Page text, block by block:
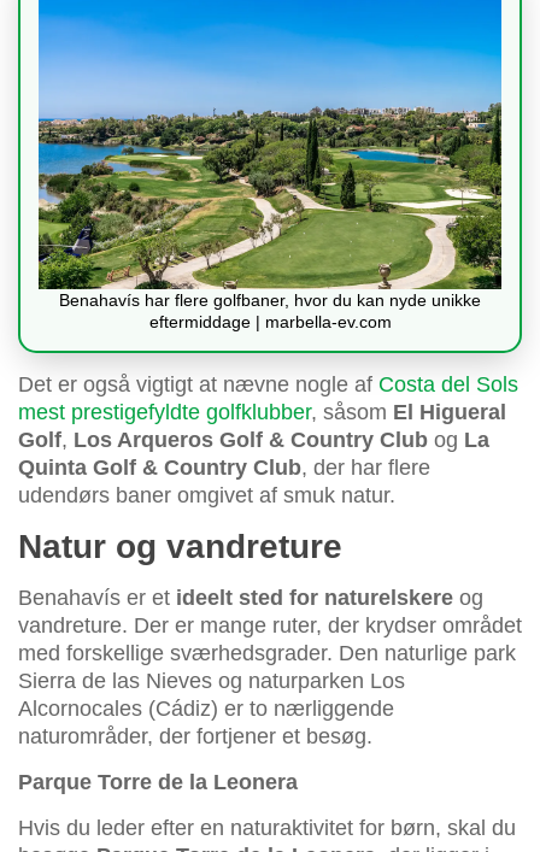
Benahavís har flere golfbaner, hvor du kan nyde unikke
eftermiddage | marbella-ev.com
Det er også vigtigt at nævne nogle af Costa del Sols
mest prestigefyldte golfklubber, såsom El Higueral
Golf, Los Arqueros Golf & Country Club og La
Quinta Golf & Country Club, der har flere
udendørs baner omgivet af smuk natur.
Natur og vandreture
Benahavís er et ideelt sted for naturelskere og
vandreture. Der er mange ruter, der krydser området
med forskellige sværhedsgrader. Den naturlige park
Sierra de las Nieves og naturparken Los
Alcornocales (Cádiz) er to nærliggende
naturområder, der fortjener et besøg.
Parque Torre de la Leonera
Hvis du leder efter en naturaktivitet for børn, skal du